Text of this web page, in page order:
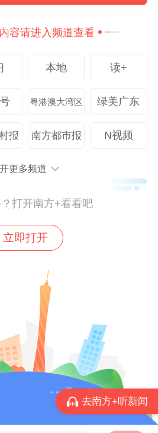
要媒介，电影是传播地域
的表现尚在起步，有许
阿嬷》最突出的是对潮汕
达，尤其是对潮汕为代表
侨批文化的表现。但相对
侨批的重要地位而言，这
外华侨华人一半。其中潮
万人。尤其在泰国，祖
华人有1000万。华侨文化
尤其潮汕、江门等侨乡，
侨”的程度。而侨批作为
家的家书，早在2013年就
文组织“世界记忆名录”。
之前，反映广东华侨历史
容请进入频道查看
本地 读+
粤港澳大湾区 绿美广东
报 南方都市报 N视频
更多频道
打开南方+看看吧
立即打开
去南方+听新闻